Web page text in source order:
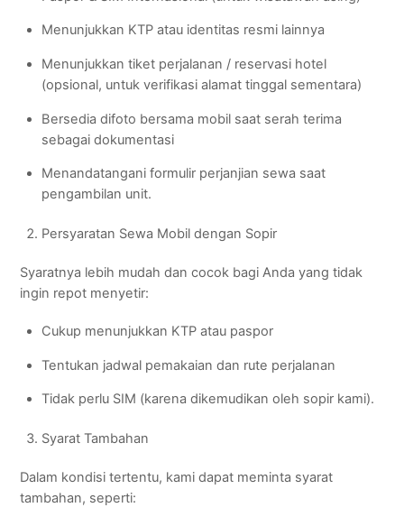
Menunjukkan KTP atau identitas resmi lainnya
Menunjukkan tiket perjalanan / reservasi hotel
(opsional, untuk verifikasi alamat tinggal sementara)
Bersedia difoto bersama mobil saat serah terima
sebagai dokumentasi
Menandatangani formulir perjanjian sewa saat
pengambilan unit.
Persyaratan Sewa Mobil dengan Sopir
Syaratnya lebih mudah dan cocok bagi Anda yang tidak
ingin repot menyetir:
Cukup menunjukkan KTP atau paspor
Tentukan jadwal pemakaian dan rute perjalanan
Tidak perlu SIM (karena dikemudikan oleh sopir kami).
Syarat Tambahan
Dalam kondisi tertentu, kami dapat meminta syarat
tambahan, seperti: